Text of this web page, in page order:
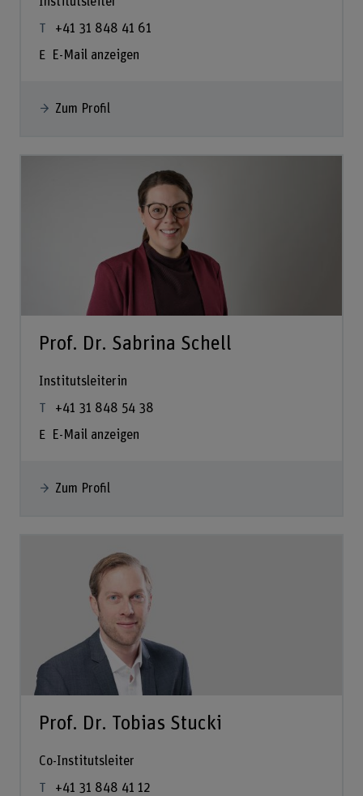
+41 31 848 41 61
E-Mail anzeigen
Zum Profil
Prof. Dr. Sabrina Schell
Institutsleiterin
+41 31 848 54 38
E-Mail anzeigen
Zum Profil
Prof. Dr. Tobias Stucki
Co-Institutsleiter
+41 31 848 41 12